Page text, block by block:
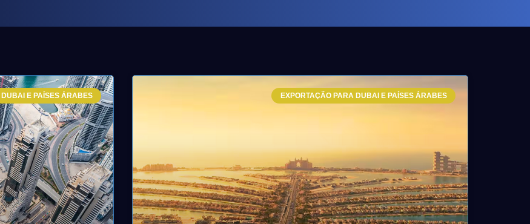
E PAÍSES ÁRABES EXPORTAÇÃO PARA DUBAI E PAÍSES ÁRABES